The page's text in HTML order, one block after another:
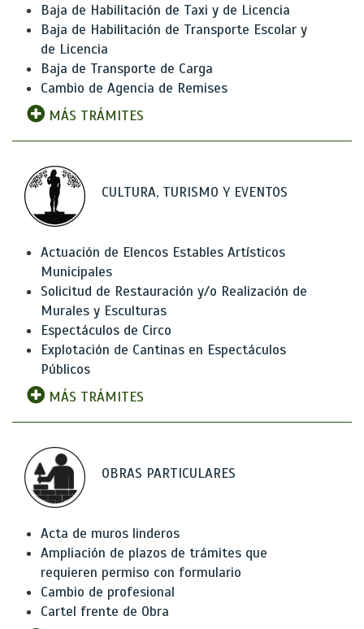
Baja de Habilitación de Taxi y de Licencia
Baja de Habilitación de Transporte Escolar y
de Licencia
Baja de Transporte de Carga
Cambio de Agencia de Remises
MÁS TRÁMITES
CULTURA, TURISMO Y EVENTOS
Actuación de Elencos Estables Artísticos
Municipales
Solicitud de Restauración y/o Realización de
Murales y Esculturas
Espectáculos de Circo
Explotación de Cantinas en Espectáculos
Públicos
MÁS TRÁMITES
OBRAS PARTICULARES
Acta de muros linderos
Ampliación de plazos de trámites que
requieren permiso con formulario
Cambio de profesional
Cartel frente de Obra